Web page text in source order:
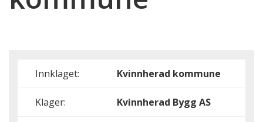
Innklaget: Kvinnherad kommune
Klager: Kvinnherad Bygg AS